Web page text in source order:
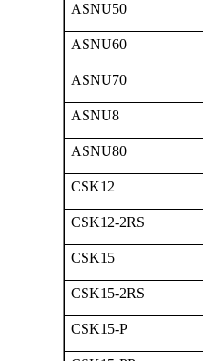
ASNU50
ASNU60
ASNU70
ASNU8
ASNU80
CSK12
CSK12-2RS
CSK15
CSK15-2RS
CSK15-P